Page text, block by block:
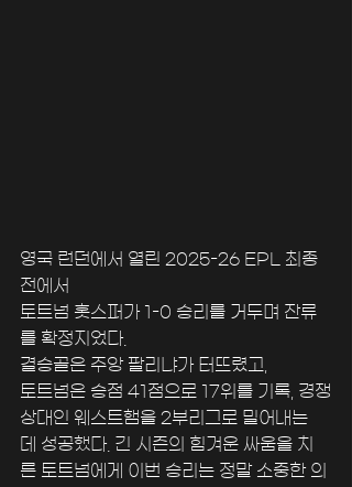
영국 런던에서 열린 2025-26 EPL 최종
전에서
토트넘 홋스퍼가 1-0 승리를 거두며 잔류
를 확정지었다.
결승골은 주앙 팔리냐가 터뜨렸고,
토트넘은 승점 41점으로 17위를 기록, 경쟁
상대인 웨스트햄을 2부리그로 밀어내는
데 성공했다. 긴 시즌의 힘겨운 싸움을 치
른 토트넘에게 이번 승리는 정말 소중한 의